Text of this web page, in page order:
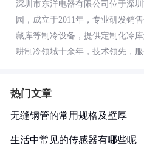
深圳市东洋电器有限公司位于深
园，成立于2011年，专业研发销
藏库等制冷设备，提供定制化冷
耕制冷领域十余年，技术领先，服
热门文章
无缝钢管的常用规格及壁厚
生活中常见的传感器有哪些呢